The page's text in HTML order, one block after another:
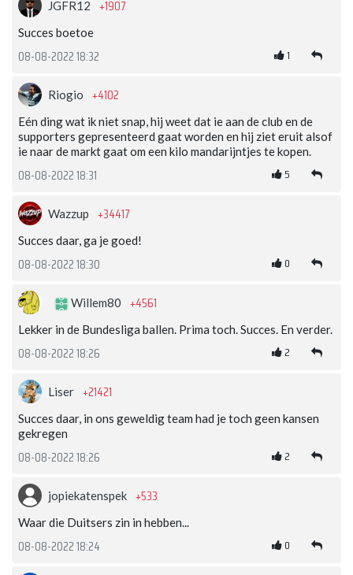
JGFR12 +1907
Succes boetoe
08-08-2022 18:32 1
Riogio +4102
Eén ding wat ik niet snap, hij weet dat ie aan de club en de
supporters gepresenteerd gaat worden en hij ziet eruit alsof
ie naar de markt gaat om een kilo mandarijntjes te kopen.
08-08-2022 18:31 5
Wazzup +34417
Succes daar, ga je goed!
08-08-2022 18:30 0
Willem80 +4561
Lekker in de Bundesliga ballen. Prima toch. Succes. En verder.
08-08-2022 18:26 2
Liser +21421
Succes daar, in ons geweldig team had je toch geen kansen
gekregen
08-08-2022 18:26 2
jopiekatenspek +533
Waar die Duitsers zin in hebben...
08-08-2022 18:24 0